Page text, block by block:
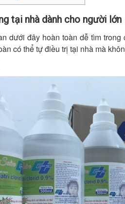
tại nhà dành cho người lớn
dưới đây hoàn toàn dễ tìm
có thể tự điều trị tại nhà mà